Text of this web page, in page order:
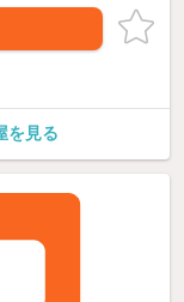
を見る